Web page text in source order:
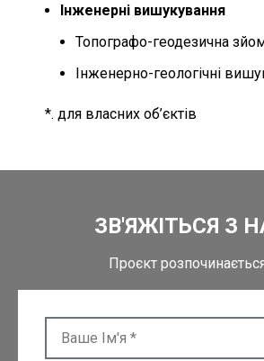
Інженерні вишукування
Топографо-геодезична
Інженерно-геологічні
*. для власних об’єктів
ЗВ'ЯЖІТЬСЯ З
Проєкт